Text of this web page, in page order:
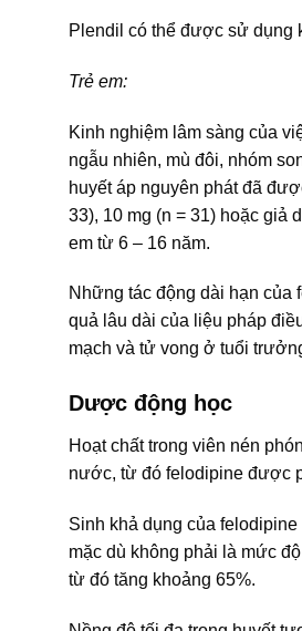
Plendil có thể được sử dụng
Trẻ em:
Kinh nghiệm lâm sàng của
ngẫu nhiên, mù đôi, nhóm
huyết áp nguyên phát đã
33), 10 mg (n = 31) hoặc giả
em từ 6 – 16 năm.
Những tác động dài hạn
quả lâu dài của liệu pháp
mạch và tử vong ở tuổi
Dược động học
Hoạt chất trong viên nén
nước, từ đó felodipine được
Sinh khả dụng của
mặc dù không phải là mức
từ đó tăng khoảng 65%.